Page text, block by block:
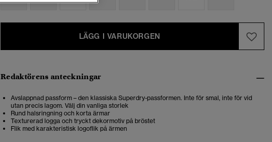
LÄGG I VARUKORGEN
Redaktörens anteckningar
Avslappnad passform – den klassiska Superdry-passformen. Inte för smal, inte för vid
utan precis lagom. Välj din vanliga storlek
Rund halsringning och korta ärmar
Texturerad logga och tryckt dekormotiv på bröstet
Flik med karakteristisk logoflik på ärmen